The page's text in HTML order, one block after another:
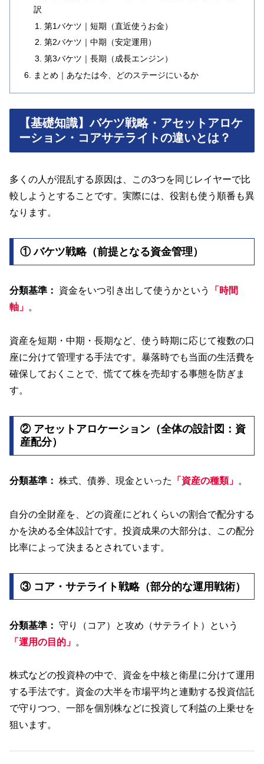
訳
第1バケツ｜短期（直近使うお金）
第2バケツ｜中期（安定運用）
第3バケツ｜長期（成長エンジン）
まとめ｜あなたは今、どのステージにいるか
【基礎知識】バケツ戦略・アセットアロケ
ーション・コアサテライトの違いとは？
多くの人が混乱する原因は、この3つを同じレイヤーで比
較しようとすることです。実際には、役割も使う順番も異
なります。
① バケツ戦略（前提となる資金管理）
分類基準： 資金をいつ引き出して使うかという
「時間
軸」 。
資産を短期・中期・長期など、使う時期に応じて複数の口
座に分けて管理する手法です。暴落時でも当面の生活費を
確保しておくことで、慌てて株を売却する事態を防ぎま
す。
② アセットアロケーション（全体の設計図：資
産配分）
分類基準： 株式、債券、現金といった 「資産の種類」 。
自分の全財産を、どの資産にどれくらいの割合で配分する
かを決める全体設計です。投資成果の大部分は、この配分
比率によって決まるとされています。
③ コア・サテライト戦略（部分的な運用戦術）
分類基準： 守り（コア）と攻め（サテライト）という
「運用の目的」 。
株式などの投資枠の中で、資金を中核と衛星に分けて運用
する手法です。資金の大半を市場平均と連動する投資信託
で守りつつ、一部を個別株などに投資して利益の上乗せを
狙います。